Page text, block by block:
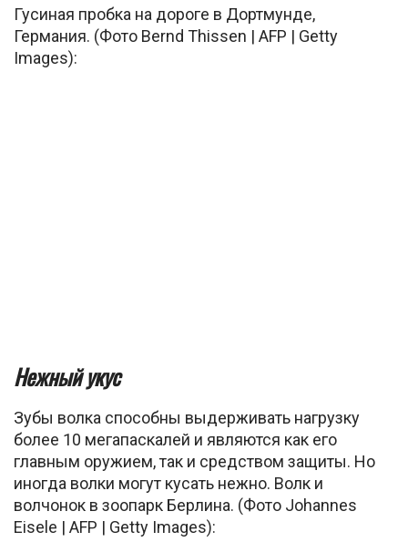
Гусиная пробка на дороге в Дортмунде,
Германия. (Фото Bernd Thissen | AFP | Getty
Images):
Нежный укус
Зубы волка способны выдерживать нагрузку
более 10 мегапаскалей и являются как его
главным оружием, так и средством защиты. Но
иногда волки могут кусать нежно. Волк и
волчонок в зоопарк Берлина. (Фото Johannes
Eisele | AFP | Getty Images):